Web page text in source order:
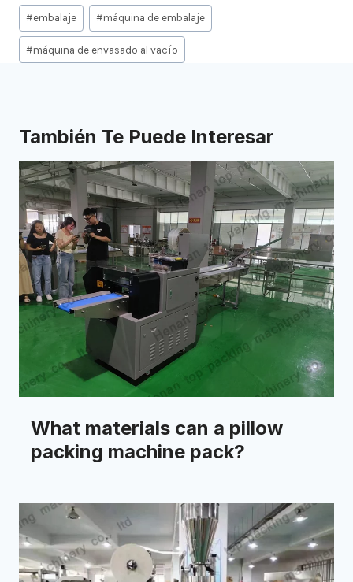
Etiquetas
de
la
#embalaje #máquina de embalaje
#máquina de envasado al vacío
También Te Puede Interesar
What materials can a pillow
packing machine pack?